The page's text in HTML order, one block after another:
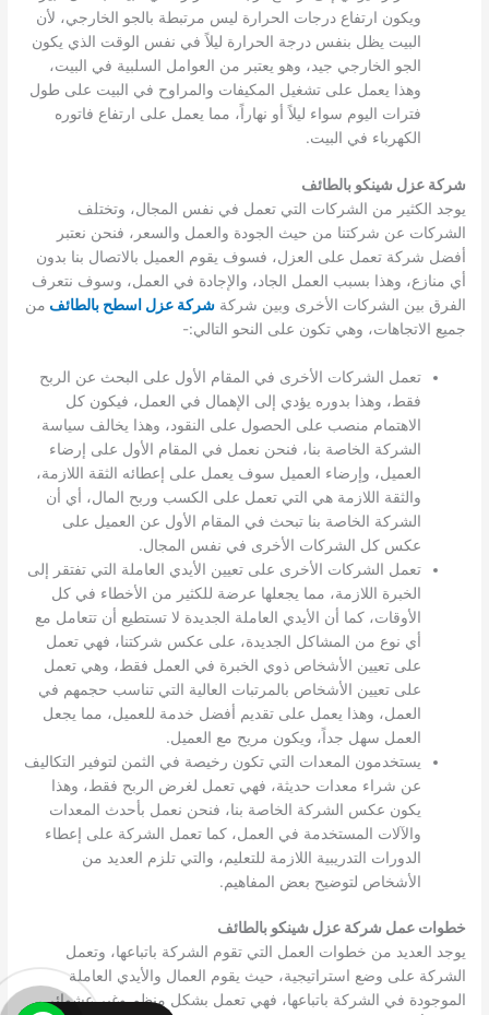
ويكون ارتفاع درجات الحرارة ليس مرتبطة بالجو الخارجي، لأن
البيت يظل بنفس درجة الحرارة ليلاً في نفس الوقت الذي يكون
الجو الخارجي جيد، وهو يعتبر من العوامل السلبية في البيت،
وهذا يعمل على تشغيل المكيفات والمراوح في البيت على طول
فترات اليوم سواء ليلاً أو نهاراً، مما يعمل على ارتفاع فاتوره
الكهرباء في البيت.
شركة عزل شينكو بالطائف
يوجد الكثير من الشركات التي تعمل في نفس المجال، وتختلف
الشركات عن شركتنا من حيث الجودة والعمل والسعر، فنحن نعتبر
أفضل شركة تعمل على العزل، فسوف يقوم العميل بالاتصال بنا بدون
أي منازع، وهذا بسبب العمل الجاد، والإجادة في العمل، وسوف نتعرف
الفرق بين الشركات الأخرى وبين شركةشركة عزل اسطح بالطائف من
جميع الاتجاهات، وهي تكون على النحو التالي:-
تعمل الشركات الأخرى في المقام الأول على البحث عن الربح
فقط، وهذا بدوره يؤدي إلى الإهمال في العمل، فيكون كل
الاهتمام منصب على الحصول على النقود، وهذا يخالف سياسة
الشركة الخاصة بنا، فنحن نعمل في المقام الأول على إرضاء
العميل، وإرضاء العميل سوف يعمل على إعطائه الثقة اللازمة،
والثقة اللازمة هي التي تعمل على الكسب وربح المال، أي أن
الشركة الخاصة بنا تبحث في المقام الأول عن العميل على
عكس كل الشركات الأخرى في نفس المجال.
تعمل الشركات الأخرى على تعيين الأيدي العاملة التي تفتقر إلى
الخبرة اللازمة، مما يجعلها عرضة للكثير من الأخطاء في كل
الأوقات، كما أن الأيدي العاملة الجديدة لا تستطيع أن تتعامل مع
أي نوع من المشاكل الجديدة، على عكس شركتنا، فهي تعمل
على تعيين الأشخاص ذوي الخبرة في العمل فقط، وهي تعمل
على تعيين الأشخاص بالمرتبات العالية التي تناسب حجمهم في
العمل، وهذا يعمل على تقديم أفضل خدمة للعميل، مما يجعل
العمل سهل جداً، ويكون مريح مع العميل.
يستخدمون المعدات التي تكون رخيصة في الثمن لتوفير التكاليف
عن شراء معدات حديثة، فهي تعمل لغرض الربح فقط، وهذا
يكون عكس الشركة الخاصة بنا، فنحن نعمل بأحدث المعدات
والآلات المستخدمة في العمل، كما تعمل الشركة على إعطاء
الدورات التدريبية اللازمة للتعليم، والتي تلزم العديد من
الأشخاص لتوضيح بعض المفاهيم.
خطوات عمل شركة عزل شينكو بالطائف
يوجد العديد من خطوات العمل التي تقوم الشركة باتباعها، وتعمل
الشركة على وضع استراتيجية، حيث يقوم العمال والأيدي العاملة
الموجودة في الشركة باتباعها، فهي تعمل بشكل منظم وغير عشوائي،